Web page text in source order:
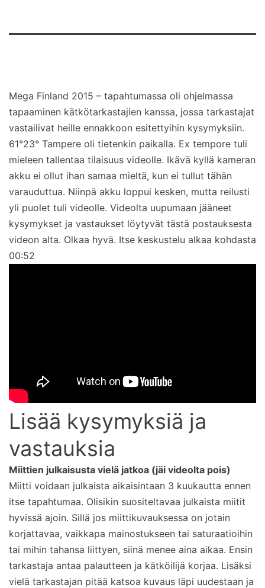
Mega Finland 2015 – tapahtumassa oli ohjelmassa
tapaaminen kätkötarkastajien kanssa, jossa tarkastajat
vastailivat heille ennakkoon esitettyihin kysymyksiin.
61°23° Tampere oli tietenkin paikalla. Ex tempore tuli
mieleen tallentaa tilaisuus videolle. Ikävä kyllä kameran
akku ei ollut ihan samaa mieltä, kun ei tullut tähän
varauduttua. Niinpä akku loppui kesken, mutta reilusti
yli puolet tuli videolle. Videolta uupumaan jääneet
kysymykset ja vastaukset löytyvät tästä postauksesta
videon alta. Olkaa hyvä. Itse keskustelu alkaa kohdasta
00:52
Lisää kysymyksiä ja
vastauksia
Miittien julkaisusta vielä jatkoa (jäi videolta pois)
Miitti voidaan julkaista aikaisintaan 3 kuukautta ennen
itse tapahtumaa. Olisikin suositeltavaa julkaista miitit
hyvissä ajoin. Sillä jos miittikuvauksessa on jotain
korjattavaa, vaikkapa mainostukseen tai saturaatioihin
tai mihin tahansa liittyen, siinä menee aina aikaa. Ensin
tarkastaja antaa palautteen ja kätköilijä korjaa. Lisäksi
vielä tarkastajan pitää katsoa kuvaus läpi uudestaan ja